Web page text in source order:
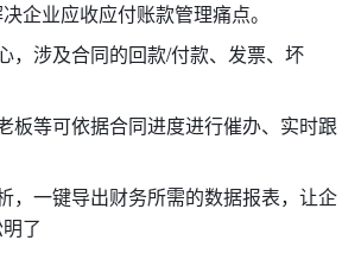
企业应收应付账款管理痛点。
，涉及合同的回款/付款、发票、坏
板等可依据合同进度进行催办、实时跟
，一键导出财务所需的数据报表，让企
了